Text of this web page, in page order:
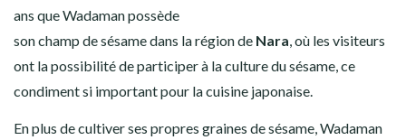
ans que Wadaman possède
son champ de sésame dans la région de Nara, où les visiteurs
ont la possibilité de participer à la culture du sésame, ce
condiment si important pour la cuisine japonaise.
En plus de cultiver ses propres graines de sésame, Wadaman